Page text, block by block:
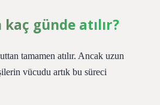
günde atılır?
tamamen atılır. Ancak uzun
vücudu artık bu süreci